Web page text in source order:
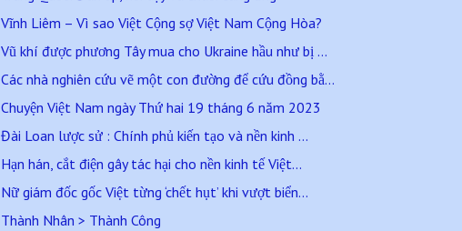
Vĩnh Liêm – Vì sao Việt Cộng sợ Việt Nam Cộng Hòa?
Vũ khí được phương Tây mua cho Ukraine hầu như bị ...
Các nhà nghiên cứu vẽ một con đường để cứu đồng bằ...
Chuyện Việt Nam ngày Thứ hai 19 tháng 6 năm 2023
Đài Loan lược sử : Chính phủ kiến tạo và nền kinh ...
Hạn hán, cắt điện gây tác hại cho nền kinh tế Việt...
Nữ giám đốc gốc Việt từng ‘chết hụt’ khi vượt biển...
Thành Nhân > Thành Công